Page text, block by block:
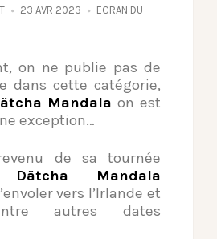
23 AVR 2023
ECRAN DU
on ne publie pas de
dans cette catégorie,
Mandala on est
exception…
de sa tournée
Dätcha Mandala
vers l’Irlande et
autres dates